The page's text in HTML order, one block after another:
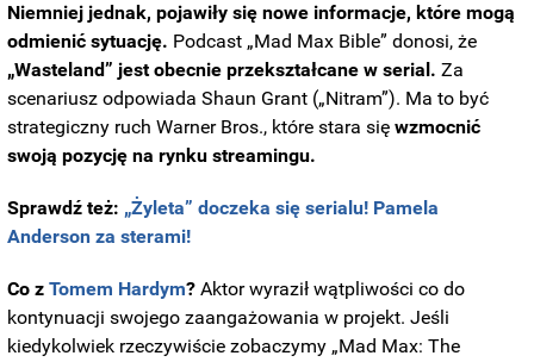
Niemniej jednak, pojawiły się nowe informacje, które mogą
odmienić sytuację. Podcast „Mad Max Bible” donosi, że
„Wasteland” jest obecnie przekształcane w serial. Za
scenariusz odpowiada Shaun Grant („Nitram”). Ma to być
strategiczny ruch Warner Bros., które stara sięwzmocnić
swoją pozycję na rynku streamingu.
Sprawdź też: „Żyleta” doczeka się serialu! Pamela
Anderson za sterami!
Co zTomem Hardym? Aktor wyraził wątpliwości co do
kontynuacji swojego zaangażowania w projekt. Jeśli
kiedykolwiek rzeczywiście zobaczymy „Mad Max: The